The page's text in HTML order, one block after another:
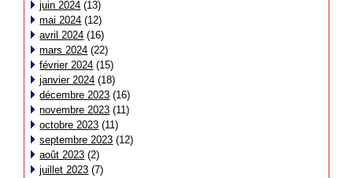
juin 2024 (13)
mai 2024 (12)
avril 2024 (16)
mars 2024 (22)
février 2024 (15)
janvier 2024 (18)
décembre 2023 (16)
novembre 2023 (11)
octobre 2023 (11)
septembre 2023 (12)
août 2023 (2)
juillet 2023 (7)